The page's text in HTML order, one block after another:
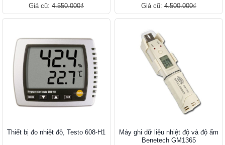
Giá cũ: 4.550.000₫ Giá cũ: 4.500.000₫
Thiết bị đo nhiệt độ, Testo 608-H1
Máy ghi dữ liệu nhiệt độ và độ ẩm
Benetech GM1365